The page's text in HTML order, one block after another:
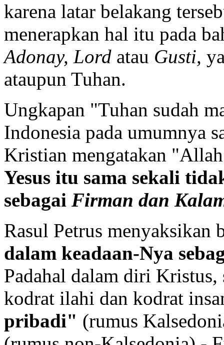
karena latar belakang
menerapkan hal itu pada
Adonay, Lord atau Gusti,
ataupun Tuhan.
Ungkapan "Tuhan sudah
Indonesia pada umumnya
Kristian mengatakan
Yesus itu sama sekali
sebagai Firman dan
Rasul Petrus menyaksikan
dalam keadaan-Nya
Padahal dalam diri
kodrat ilahi dan kodrat
pribadi" (rumus